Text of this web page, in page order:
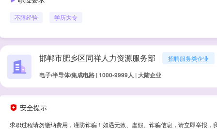
不限经验 学历大专
邯郸市肥乡区同祥人力资源服务部 招聘服务类企业
电子/半导体/集成电路 | 1000-9999人 | 大陆企业
安全提示
求职过程请勿缴纳费用，谨防诈骗！如遇无效、虚假、诈骗信息，请立即举报，